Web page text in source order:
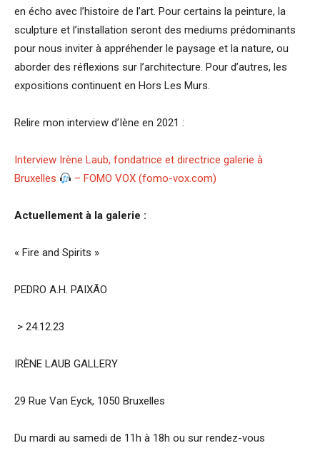
en écho avec l’histoire de l’art. Pour certains la peinture, la
sculpture et l’installation seront des mediums prédominants
pour nous inviter à appréhender le paysage et la nature, ou
aborder des réflexions sur l’architecture. Pour d’autres, les
expositions continuent en Hors Les Murs.
Relire mon interview d’Iène en 2021 :
Interview Irène Laub, fondatrice et directrice galerie à
Bruxelles
– FOMO VOX (fomo-vox.com)
Actuellement à la galerie :
« Fire and Spirits »
PEDRO A.H. PAIXÃO
> 24.12.23
IRÈNE LAUB GALLERY
29 Rue Van Eyck, 1050 Bruxelles
Du mardi au samedi de 11h à 18h ou sur rendez-vous